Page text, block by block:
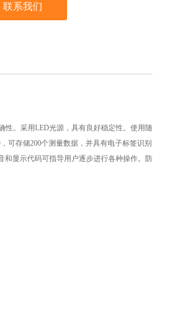
联系我们
性。采用LED光源，具有良好稳定性。使用随
可存储200个测量数据，并具有电子标签识别
和显示代码可指导用户逐步进行各种操作。防